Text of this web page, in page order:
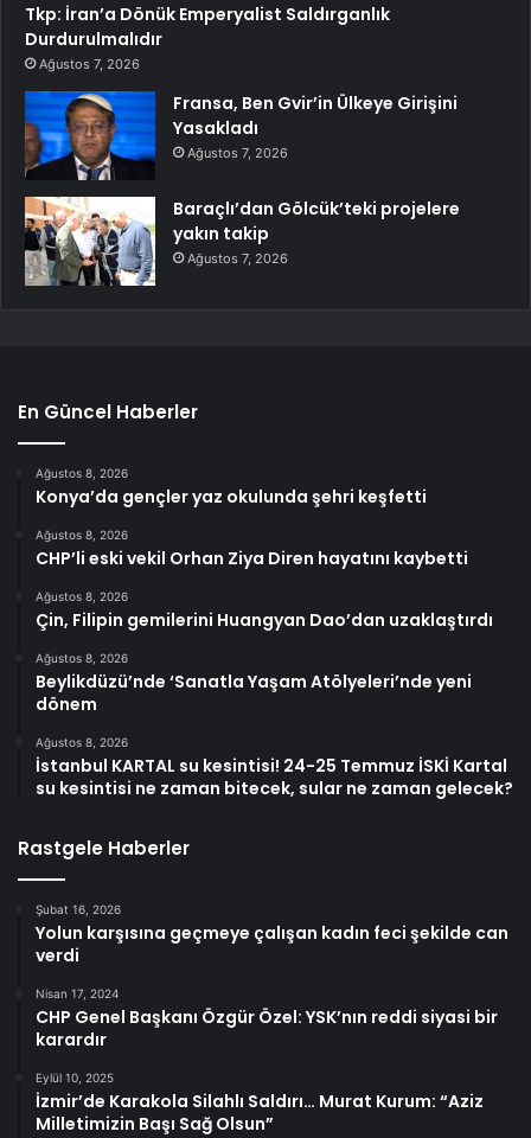
Tkp: İran’a Dönük Emperyalist Saldırganlık
Durdurulmalıdır
Ağustos 7, 2026
Fransa, Ben Gvir’in Ülkeye Girişini
Yasakladı
Ağustos 7, 2026
Baraçlı’dan Gölcük’teki projelere
yakın takip
Ağustos 7, 2026
En Güncel Haberler
Ağustos 8, 2026
Konya’da gençler yaz okulunda şehri keşfetti
Ağustos 8, 2026
CHP’li eski vekil Orhan Ziya Diren hayatını kaybetti
Ağustos 8, 2026
Çin, Filipin gemilerini Huangyan Dao’dan uzaklaştırdı
Ağustos 8, 2026
Beylikdüzü’nde ‘Sanatla Yaşam Atölyeleri’nde yeni
dönem
Ağustos 8, 2026
İstanbul KARTAL su kesintisi! 24-25 Temmuz İSKİ Kartal
su kesintisi ne zaman bitecek, sular ne zaman gelecek?
Rastgele Haberler
Şubat 16, 2026
Yolun karşısına geçmeye çalışan kadın feci şekilde can
verdi
Nisan 17, 2024
CHP Genel Başkanı Özgür Özel: YSK’nın reddi siyasi bir
karardır
Eylül 10, 2025
İzmir’de Karakola Silahlı Saldırı… Murat Kurum: “Aziz
Milletimizin Başı Sağ Olsun”